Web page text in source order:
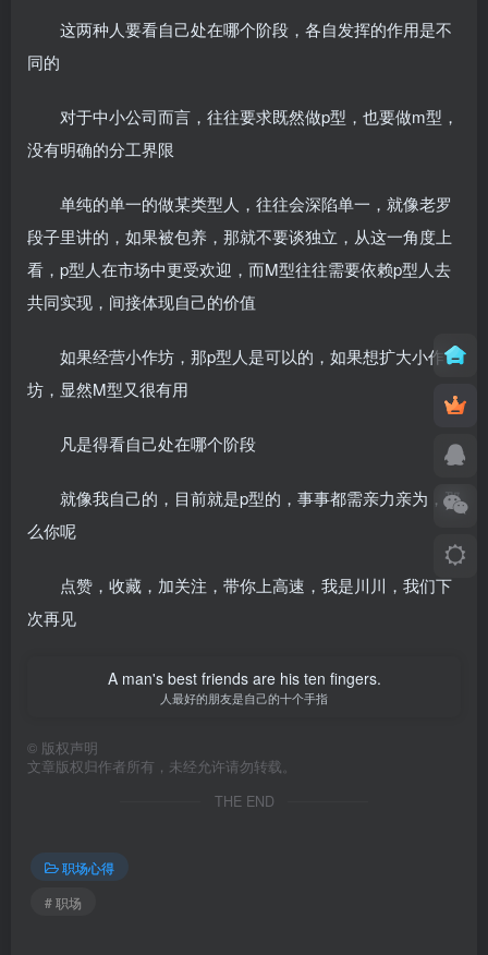
这两种人要看自己处在哪个阶段，各自发挥的作用是不
同的
对于中小公司而言，往往要求既然做p型，也要做m型，
没有明确的分工界限
单纯的单一的做某类型人，往往会深陷单一，就像老罗
段子里讲的，如果被包养，那就不要谈独立，从这一角度上
看，p型人在市场中更受欢迎，而M型往往需要依赖p型人去
共同实现，间接体现自己的价值
如果经营小作坊，那p型人是可以的，如果想扩大小作
坊，显然M型又很有用
凡是得看自己处在哪个阶段
就像我自己的，目前就是p型的，事事都需亲力亲为，那
么你呢
点赞，收藏，加关注，带你上高速，我是川川，我们下
次再见
A man's best friends are his ten fingers.
人最好的朋友是自己的十个手指
© 版权声明
文章版权归作者所有，未经允许请勿转载。
THE END
职场心得
# 职场